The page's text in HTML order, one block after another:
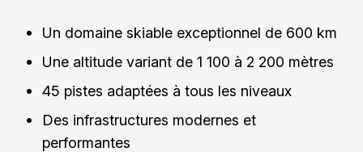
Un domaine skiable exceptionnel de 600 km
Une altitude variant de 1 100 à 2 200 mètres
45 pistes adaptées à tous les niveaux
Des infrastructures modernes et
performantes